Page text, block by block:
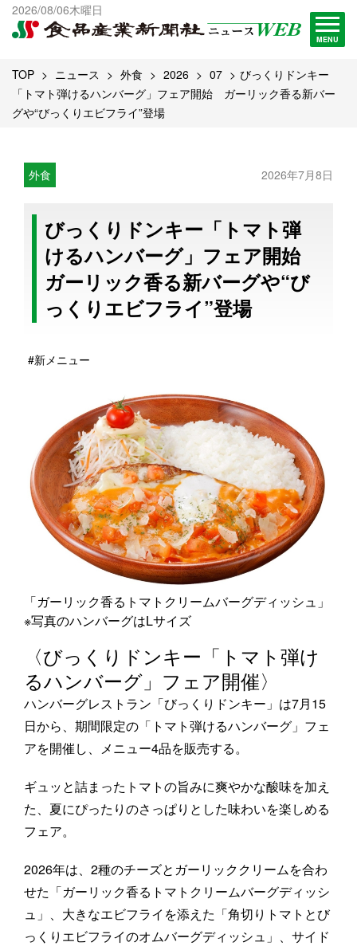
2026/08/06木曜日
MENU
出版物一覧へ
試読・購読申し込み
TOP ニュース 外食 2026 07
びっくりドンキー
「トマト弾けるハンバーグ」フェア開始 ガーリック香る新バー
グや“びっくりエビフライ”登場
外食 2026年7月8日
びっくりドンキー「トマト弾
けるハンバーグ」フェア開始
ガーリック香る新バーグや“び
っくりエビフライ”登場
#新メニュー
「ガーリック香るトマトクリームバーグディッシュ」
※写真のハンバーグはLサイズ
〈びっくりドンキー「トマト弾け
るハンバーグ」フェア開催〉
ハンバーグレストラン「びっくりドンキー」は7月15
日から、期間限定の「トマト弾けるハンバーグ」フェ
アを開催し、メニュー4品を販売する。
ギュッと詰まったトマトの旨みに爽やかな酸味を加え
た、夏にぴったりのさっぱりとした味わいを楽しめる
フェア。
2026年は、2種のチーズとガーリッククリームを合わ
せた「ガーリック香るトマトクリームバーグディッシ
ュ」、大きなエビフライを添えた「角切りトマトとび
っくりエビフライのオムバーグディッシュ」、サイド